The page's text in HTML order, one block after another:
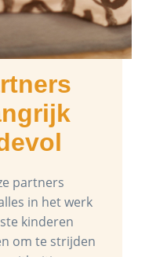
partners
in het werk
kinderen
om te strijden